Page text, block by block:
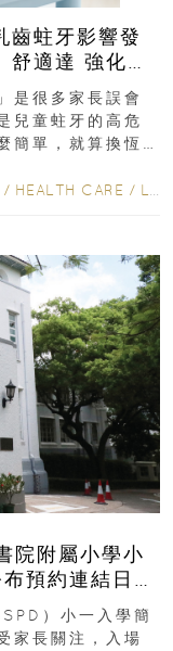
齒蛀牙影響發
是很多家長誤會
兒童蛀牙的高危
簡單，就算換恆
/ HEALTH CARE / LIFESTYLE
院附屬小學小
預約連結日期
）小一入學簡
家長關注，入場